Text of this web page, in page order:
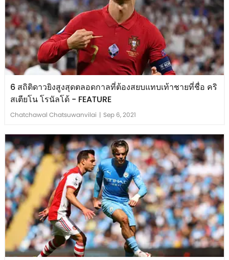
6 สถิติดาวยิงสูงสุดตลอดกาลที่ต้องสยบแทบเท้าชายที่ชื่อ คริ
สเตียโน โรนัลโด้ - FEATURE
Chatchawal Chatsuwanvilai | Sep 6, 2021